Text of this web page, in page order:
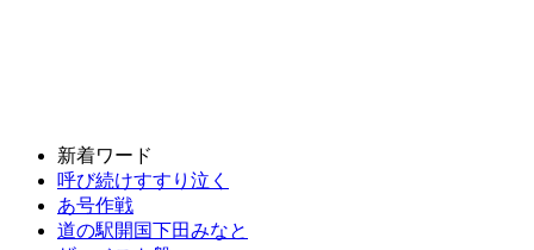
新着ワード
呼び続けすすり泣く
あ号作戦
道の駅開国下田みなと